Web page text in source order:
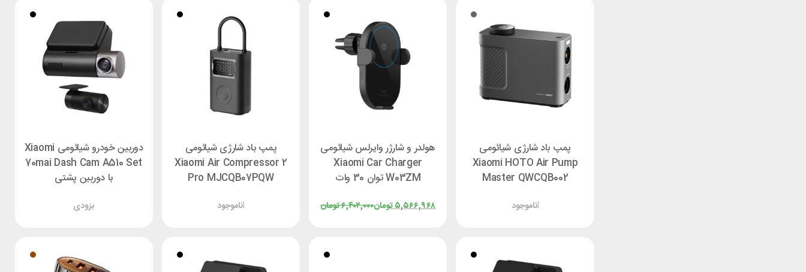
پمپ باد شارژی شیائومی
Xiaomi HOTO Air Pump
Master QWCQB002
ناموجود!
هولدر و شارژر وایرلس شیائومی
Xiaomi Car Charger
W03ZM توان 30 وات
تومان۶,۴۰۲,۰۰۰تومان۵,۵۶۶,۹۶۸
پمپ باد شارژی شیائومی
Xiaomi Air Compressor 2
Pro MJCQB07PQW
ناموجود!
دوربین خودرو شیائومی Xiaomi
70mai Dash Cam A510 Set
با دوربین پشتی
بزودی